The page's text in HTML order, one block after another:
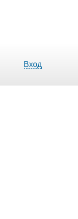
Вход